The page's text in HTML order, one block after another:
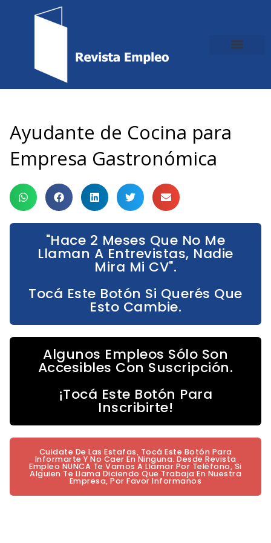
Ayudante de Cocina para
Empresa Gastronómica
"Hace 2 Meses Que No Me
Llaman A Entrevistas, Nadie
Mira Mi CV".
Tocá Este Botón Si Querés Que
Esto Cambie.
Algunos Empleos Sólo Son
Accesibles Con Suscripción.
¡Tocá Este Botón Para
Inscribirte!
Cuidate De Las Estafas, Tocá Este Botón Para
Informarte Y No Caer En Ninguna. Desde Revista
Empleo NUNCA Te Vamos A Llamar Por Teléfono, Si
Alguien Te Llama Diciendo Que Trabaja En Nuestra
Empresa, Por Favor Informanos